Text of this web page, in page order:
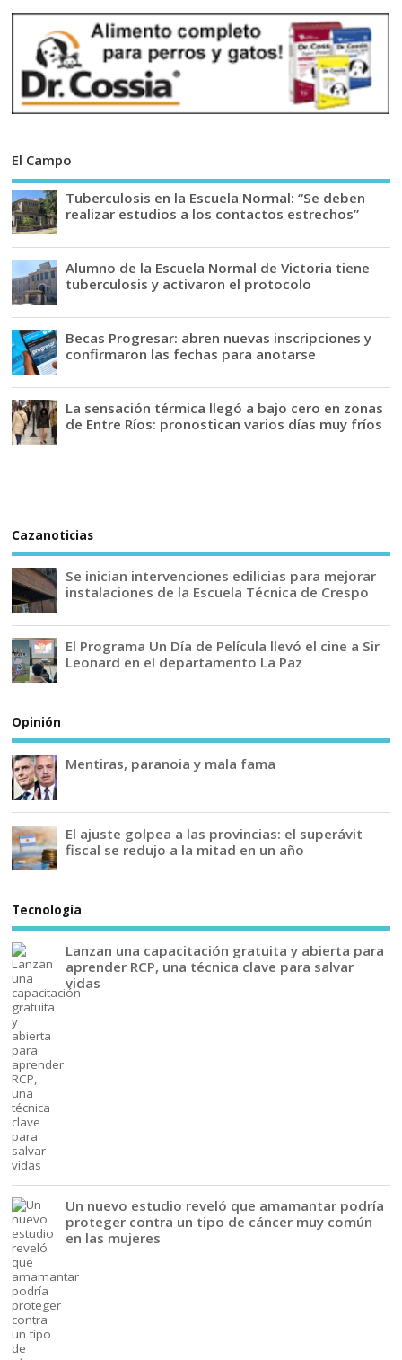
El Campo
Tuberculosis en la Escuela Normal: “Se deben
realizar estudios a los contactos estrechos”
Alumno de la Escuela Normal de Victoria tiene
tuberculosis y activaron el protocolo
Becas Progresar: abren nuevas inscripciones y
confirmaron las fechas para anotarse
La sensación térmica llegó a bajo cero en zonas
de Entre Ríos: pronostican varios días muy fríos
Cazanoticias
Se inician intervenciones edilicias para mejorar
instalaciones de la Escuela Técnica de Crespo
El Programa Un Día de Película llevó el cine a Sir
Leonard en el departamento La Paz
Opinión
Mentiras, paranoia y mala fama
El ajuste golpea a las provincias: el superávit
fiscal se redujo a la mitad en un año
Tecnología
Lanzan una capacitación gratuita y abierta para
aprender RCP, una técnica clave para salvar
vidas
Un nuevo estudio reveló que amamantar podría
proteger contra un tipo de cáncer muy común
en las mujeres